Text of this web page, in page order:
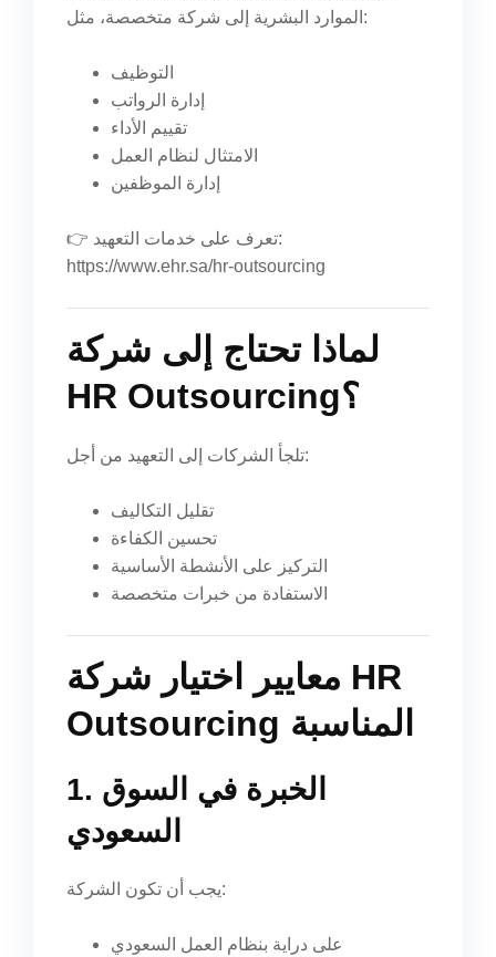
الموارد البشرية إلى شركة متخصصة، مثل:
التوظيف
إدارة الرواتب
تقييم الأداء
الامتثال لنظام العمل
إدارة الموظفين
👉 تعرف على خدمات التعهيد:
https://www.ehr.sa/hr-outsourcing
لماذا تحتاج إلى شركة
HR Outsourcing؟
تلجأ الشركات إلى التعهيد من أجل:
تقليل التكاليف
تحسين الكفاءة
التركيز على الأنشطة الأساسية
الاستفادة من خبرات متخصصة
معايير اختيار شركة HR
Outsourcing المناسبة
1. الخبرة في السوق
السعودي
يجب أن تكون الشركة:
على دراية بنظام العمل السعودي